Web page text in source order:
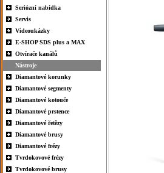
Seriózní nabídka
Servis
Videoukázky
E-SHOP SDS plus a MAX
Otvírače kanálů
Nástroje
Diamantové korunky
Diamantové segmenty
Diamantové kotouče
Diamantové prstence
Diamantové řetězy
Diamantové brusy
Diamantové frézy
Tvrdokovové frézy
Tvrdokovové brusy